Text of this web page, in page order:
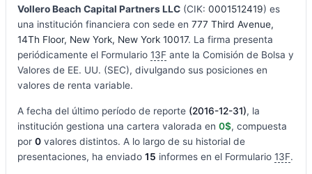
Vollero Beach Capital Partners LLC(CIK: 0001512419) es
una institución financiera con sede en 777 Third Avenue,
14Th Floor, New York, New York 10017. La firma presenta
periódicamente el Formulario 13Fante la Comisión de Bolsa y
Valores de EE. UU. (SEC), divulgando sus posiciones en
valores de renta variable.
A fecha del último período de reporte (2016-12-31), la
institución gestiona una cartera valorada en 0$, compuesta
por 0valores distintos. A lo largo de su historial de
presentaciones, ha enviado 15 informes en el Formulario 13F.